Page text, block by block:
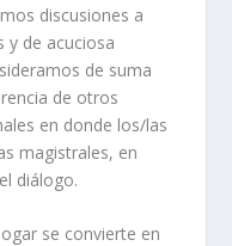
discusiones a
y de acuciosa
de suma
de otros
en donde los/las
magistrales, en
diálogo.
se convierte en